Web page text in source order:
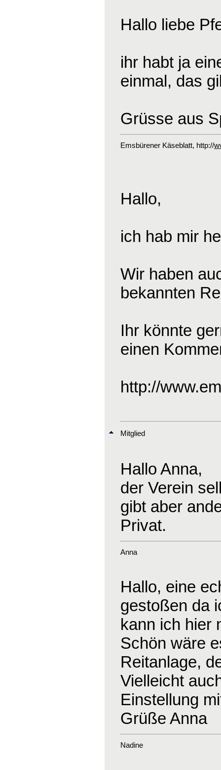
Hallo liebe
ihr habt ja
einmal, das
Grüsse aus
Emsbürener Käseblatt, http://
Hallo,
ich hab mir
Wir haben
bekannten
Ihr könnte
einen
http://
Mitglied
Hallo Anna,
der Verein
gibt aber
Privat.
Anna
Hallo, eine
gestoßen da
kann ich hier
Schön wäre
Reitanlage,
Vielleicht
Einstellung
Grüße Anna
Nadine